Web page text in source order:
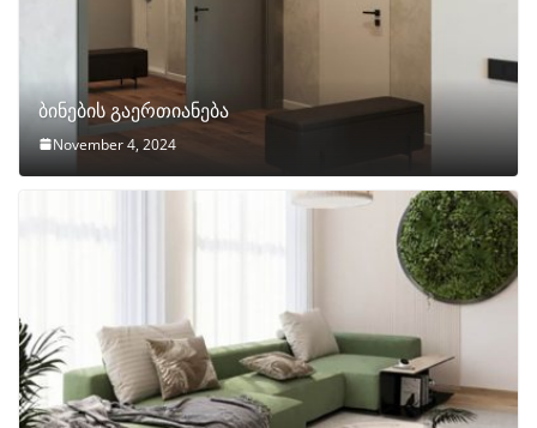
ბინების გაერთიანება
November 4, 2024